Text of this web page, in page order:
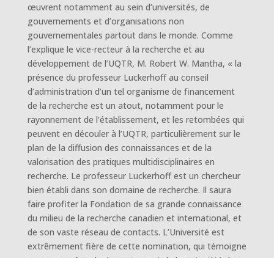
œuvrent notamment au sein d’universités, de
gouvernements et d’organisations non
gouvernementales partout dans le monde. Comme
l’explique le vice-recteur à la recherche et au
développement de l’UQTR, M. Robert W. Mantha, « la
présence du professeur Luckerhoff au conseil
d’administration d’un tel organisme de financement
de la recherche est un atout, notamment pour le
rayonnement de l’établissement, et les retombées qui
peuvent en découler à l’UQTR, particulièrement sur le
plan de la diffusion des connaissances et de la
valorisation des pratiques multidisciplinaires en
recherche. Le professeur Luckerhoff est un chercheur
bien établi dans son domaine de recherche. Il saura
faire profiter la Fondation de sa grande connaissance
du milieu de la recherche canadien et international, et
de son vaste réseau de contacts. L’Université est
extrêmement fière de cette nomination, qui témoigne